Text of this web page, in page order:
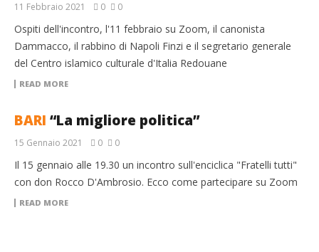
11 Febbraio 2021 0 0
Ospiti dell'incontro, l'11 febbraio su Zoom, il canonista
Dammacco, il rabbino di Napoli Finzi e il segretario generale
del Centro islamico culturale d'Italia Redouane
READ MORE
BARI “La migliore politica”
15 Gennaio 2021 0 0
Il 15 gennaio alle 19.30 un incontro sull'enciclica "Fratelli tutti"
con don Rocco D'Ambrosio. Ecco come partecipare su Zoom
READ MORE